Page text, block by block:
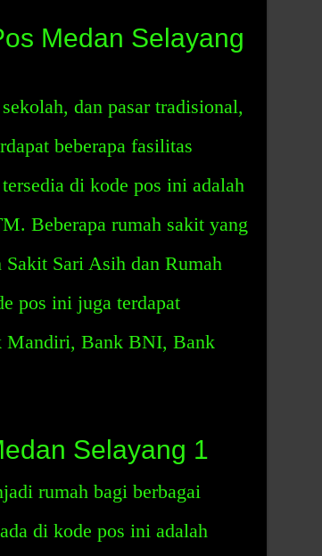
Medan Selayang
dan pasar tradisional,
beberapa fasilitas
di kode pos ini adalah
Beberapa rumah sakit yang
Sari Asih dan Rumah
pos ini juga terdapat
Mandiri, Bank BNI, Bank
Selayang 1
rumah bagi berbagai
di kode pos ini adalah